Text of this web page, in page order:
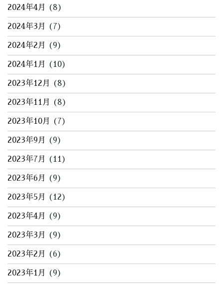
2024年4月 (8)
2024年3月 (7)
2024年2月 (9)
2024年1月 (10)
2023年12月 (8)
2023年11月 (8)
2023年10月 (7)
2023年9月 (9)
2023年7月 (11)
2023年6月 (9)
2023年5月 (12)
2023年4月 (9)
2023年3月 (9)
2023年2月 (6)
2023年1月 (9)